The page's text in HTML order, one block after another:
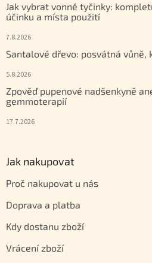
Jak vybrat vonné tyčinky:
účinku a místa použití
7.8.2026
Santalové dřevo: posvátná
5.8.2026
Zpověď pupenové nadšenkyně
gemmoterapií
17.7.2026
Jak nakupovat
Proč nakupovat u nás
Doprava a platba
Kdy dostanu zboží
Vrácení zboží